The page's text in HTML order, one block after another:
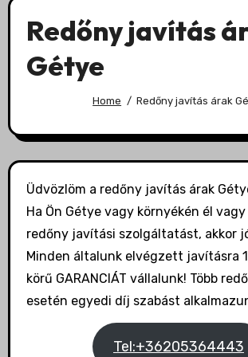
Redőny javítás
Gétye
Home Redőny javítás árak
Üdvözlöm a redőny javítás árak
Ha Ön Gétye vagy környékén él
redőny javítási szolgáltatást, akkor
Minden általunk elvégzett javításra
körű GARANCIÁT vállalunk! Több
esetén egyedi díj szabást
Tel:+36205364443